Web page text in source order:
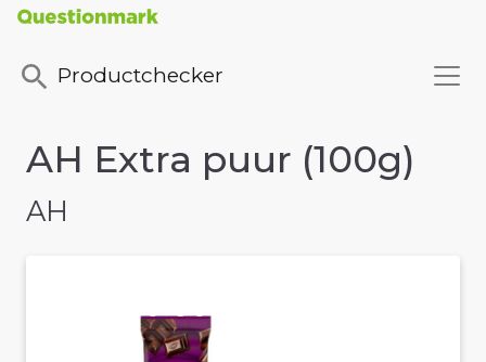
Productchecker
AH Extra puur (100g)
AH